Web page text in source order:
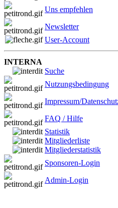
Uns empfehlen
Newsletter
User-Account
INTERNA
Suche
Nutzungsbedingung
Impressum/
FAQ / Hilfe
Statistik
Mitgliederliste
Mitgliederstatistik
Sponsoren-Login
Admin-Login